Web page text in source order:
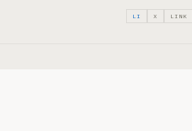
LI X LINK